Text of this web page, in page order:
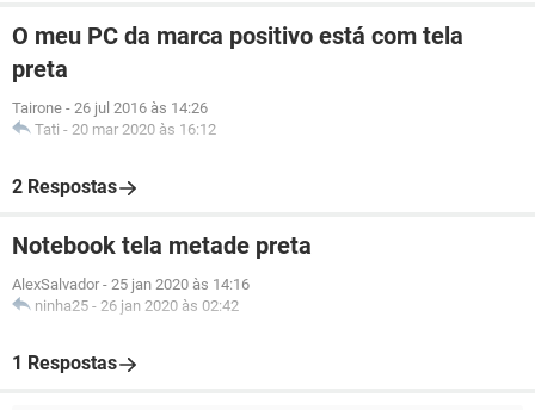
O meu PC da marca positivo está com tela
preta
Tairone - 26 jul 2016 às 14:26
Tati - 20 mar 2020 às 16:12
2 Respostas
Notebook tela metade preta
AlexSalvador - 25 jan 2020 às 14:16
ninha25 - 26 jan 2020 às 02:42
1 Respostas